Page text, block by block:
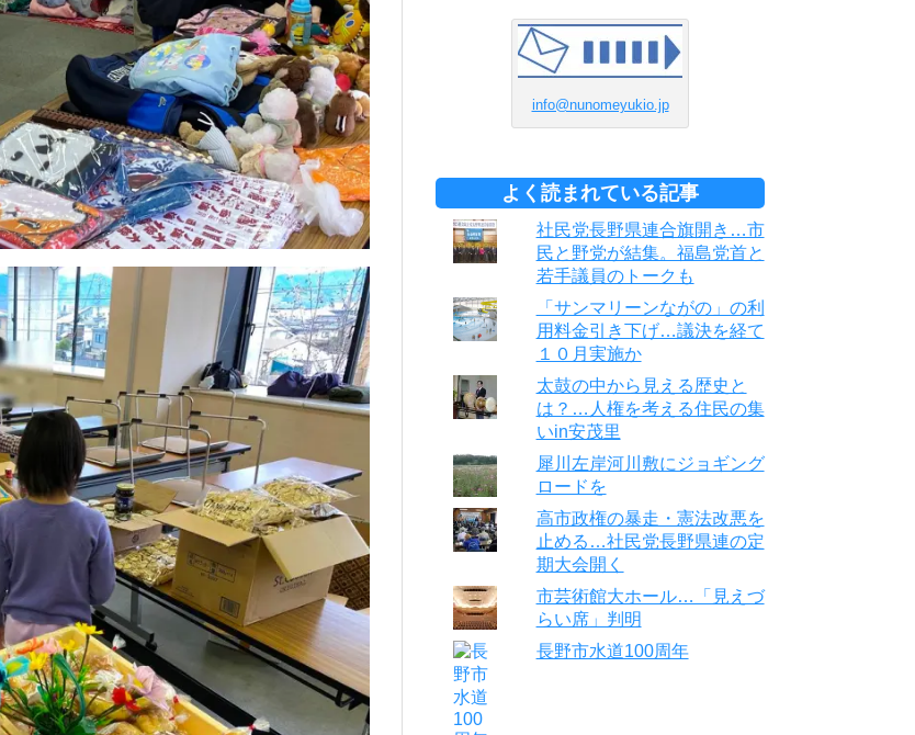
info@nunomeyukio.jp
よく読まれている記事
社民党長野県連合旗開き…市
民と野党が結集。福島党首と
若手議員のトークも
「サンマリーンながの」の利
用料金引き下げ…議決を経て
１０月実施か
太鼓の中から見える歴史と
は？…人権を考える住民の集
いin安茂里
犀川左岸河川敷にジョギング
ロードを
高市政権の暴走・憲法改悪を
止める…社民党長野県連の定
期大会開く
市芸術館大ホール…「見えづ
らい席」判明
長野市水道100周年